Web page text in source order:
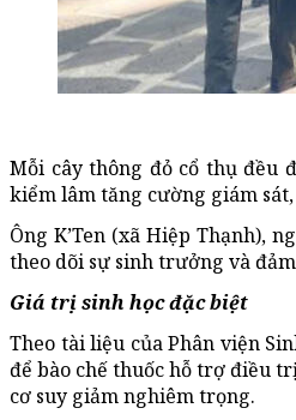
Mỗi cây thông đỏ cổ thụ đều
kiểm lâm tăng cường giám
Ông K’Ten (xã Hiệp Thạnh),
theo dõi sự sinh trưởng và
Giá trị sinh học đặc biệt
Theo tài liệu của Phân viện
để bào chế thuốc hỗ trợ điều
cơ suy giảm nghiêm trọng.